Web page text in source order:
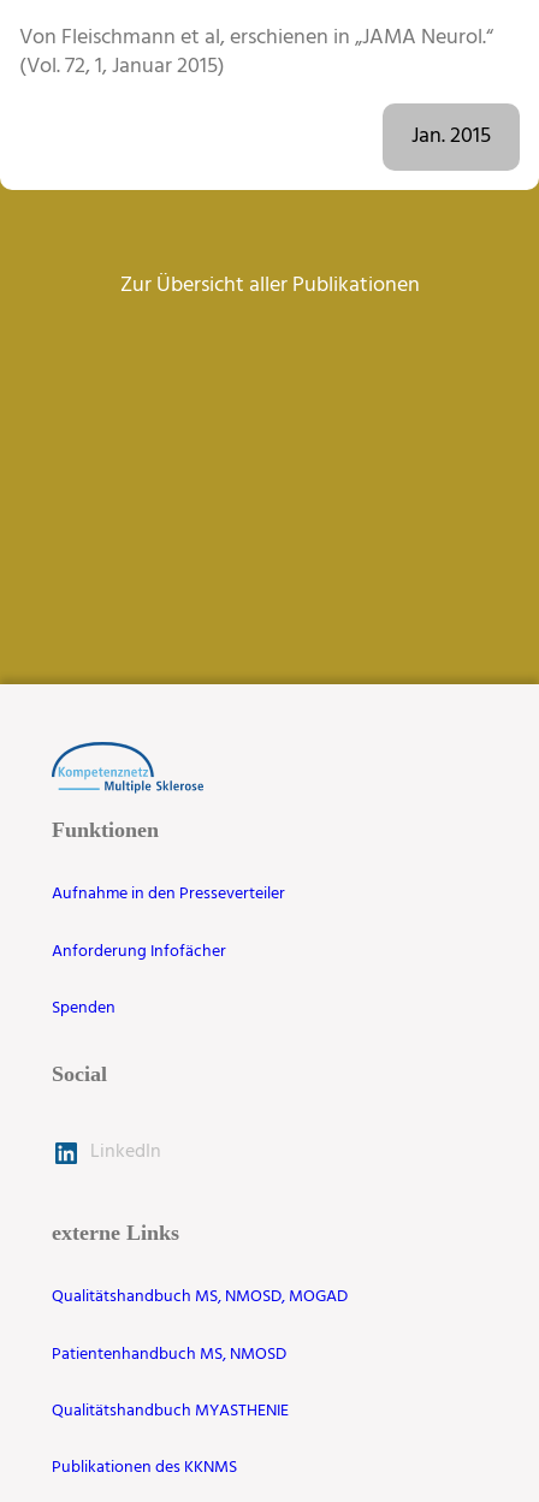
Von Fleischmann et al, erschienen in „JAMA Neurol.“
(Vol. 72, 1, Januar 2015)
Jan. 2015
Zur Übersicht aller Publikationen
Funktionen
Aufnahme in den Presseverteiler
Anforderung Infofächer
Spenden
Social
LinkedIn
externe Links
Qualitätshandbuch MS, NMOSD, MOGAD
Patientenhandbuch MS, NMOSD
Qualitätshandbuch MYASTHENIE
Publikationen des KKNMS